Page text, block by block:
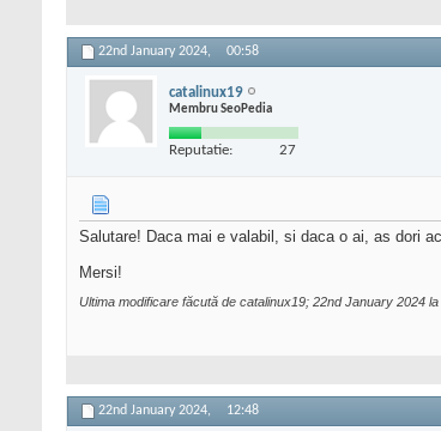
22nd January 2024, 00:58
catalinux19
Membru SeoPedia
Reputatie: 27
Salutare! Daca mai e valabil, si daca o ai, as dori
Mersi!
Ultima modificare făcută de catalinux19; 22nd January 2024 la
22nd January 2024, 12:48